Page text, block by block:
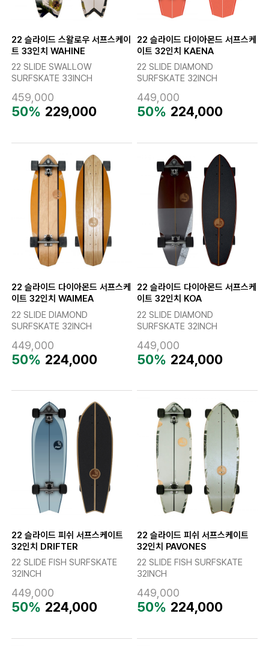
22 슬라이드 스왈로우 서프스케이
트 33인치 WAHINE
22 SLIDE SWALLOW
SURFSKATE 33INCH
459,000
50% 229,000
22 슬라이드 다이아몬드 서프스케
이트 32인치 KAENA
22 SLIDE DIAMOND
SURFSKATE 32INCH
449,000
50% 224,000
22 슬라이드 다이아몬드 서프스케
이트 32인치 WAIMEA
22 SLIDE DIAMOND
SURFSKATE 32INCH
449,000
50% 224,000
22 슬라이드 다이아몬드 서프스케
이트 32인치 KOA
22 SLIDE DIAMOND
SURFSKATE 32INCH
449,000
50% 224,000
22 슬라이드 피쉬 서프스케이트
32인치 DRIFTER
22 SLIDE FISH SURFSKATE
32INCH
449,000
50% 224,000
22 슬라이드 피쉬 서프스케이트
32인치 PAVONES
22 SLIDE FISH SURFSKATE
32INCH
449,000
50% 224,000